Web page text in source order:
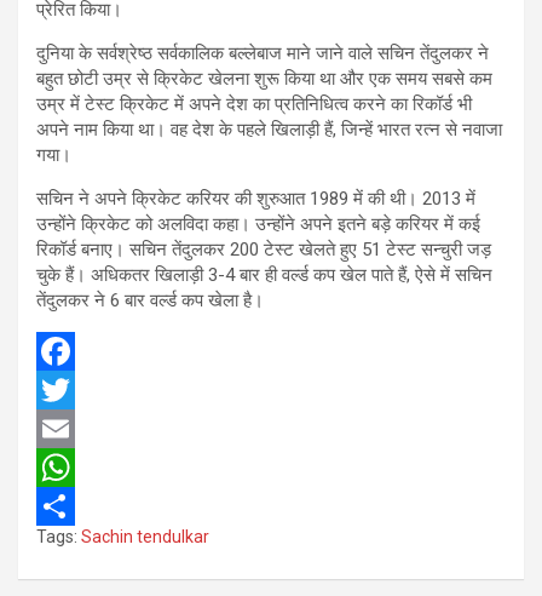
प्रेरित किया।
दुनिया के सर्वश्रेष्ठ सर्वकालिक बल्लेबाज माने जाने वाले सचिन तेंदुलकर ने
बहुत छोटी उम्र से क्रिकेट खेलना शुरू किया था और एक समय सबसे कम
उम्र में टेस्ट क्रिकेट में अपने देश का प्रतिनिधित्व करने का रिकॉर्ड भी
अपने नाम किया था। वह देश के पहले खिलाड़ी हैं, जिन्हें भारत रत्न से नवाजा
गया।
सचिन ने अपने क्रिकेट करियर की शुरुआत 1989 में की थी। 2013 में
उन्होंने क्रिकेट को अलविदा कहा। उन्होंने अपने इतने बड़े करियर में कई
रिकॉर्ड बनाए। सचिन तेंदुलकर 200 टेस्ट खेलते हुए 51 टेस्ट सन्चुरी जड़
चुके हैं। अधिकतर खिलाड़ी 3-4 बार ही वर्ल्ड कप खेल पाते हैं, ऐसे में सचिन
तेंदुलकर ने 6 बार वर्ल्ड कप खेला है।
F
a
c
e
b
o
T
w
t
t
E
m
a
i
W
h
a
S
h
Tags: Sachin tendulkar